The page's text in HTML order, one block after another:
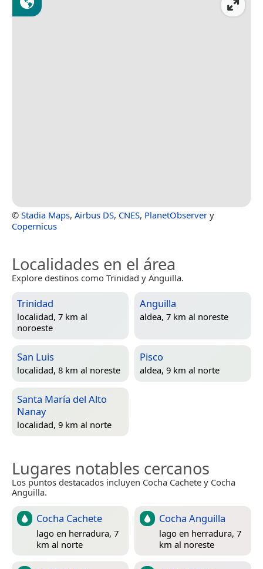
© Stadia Maps, Airbus DS, CNES, PlanetObserver y
Copernicus
Localidades en el área
Explore destinos como Trinidad y Anguilla.
Trinidad
localidad, 7 km al
noroeste
Anguilla
aldea, 7 km al noreste
San Luis
localidad, 8 km al noreste
Pisco
aldea, 9 km al norte
Santa María del Alto
Nanay
localidad, 9 km al norte
Lugares notables cercanos
Los puntos destacados incluyen Cocha Cachete y Cocha
Anguilla.
Cocha Cachete
lago en herradura, 7
km al norte
Cocha Anguilla
lago en herradura, 7
km al noreste